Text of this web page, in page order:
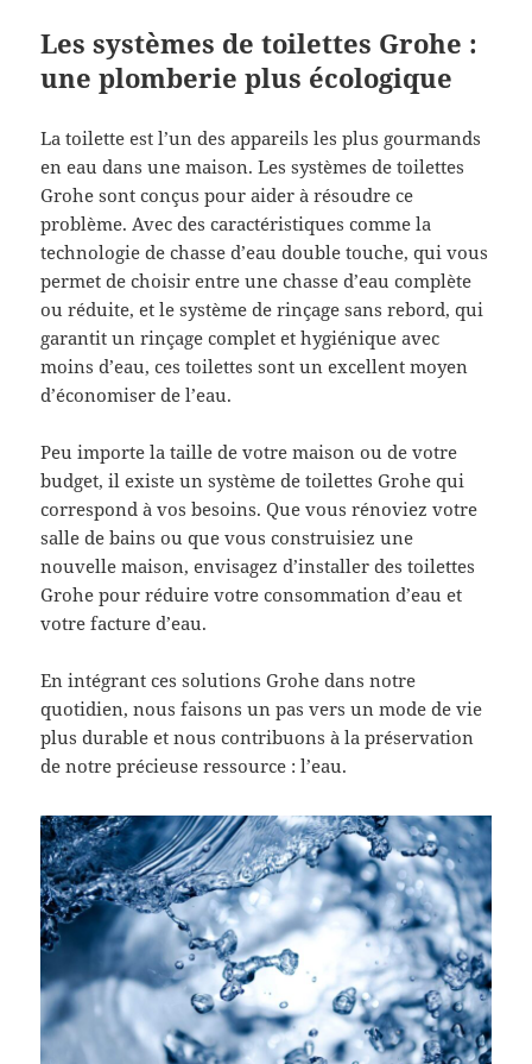
Les systèmes de toilettes Grohe :
une plomberie plus écologique
La toilette est l’un des appareils les plus gourmands
en eau dans une maison. Les systèmes de toilettes
Grohe sont conçus pour aider à résoudre ce
problème. Avec des caractéristiques comme la
technologie de chasse d’eau double touche, qui vous
permet de choisir entre une chasse d’eau complète
ou réduite, et le système de rinçage sans rebord, qui
garantit un rinçage complet et hygiénique avec
moins d’eau, ces toilettes sont un excellent moyen
d’économiser de l’eau.
Peu importe la taille de votre maison ou de votre
budget, il existe un système de toilettes Grohe qui
correspond à vos besoins. Que vous rénoviez votre
salle de bains ou que vous construisiez une
nouvelle maison, envisagez d’installer des toilettes
Grohe pour réduire votre consommation d’eau et
votre facture d’eau.
En intégrant ces solutions Grohe dans notre
quotidien, nous faisons un pas vers un mode de vie
plus durable et nous contribuons à la préservation
de notre précieuse ressource : l’eau.